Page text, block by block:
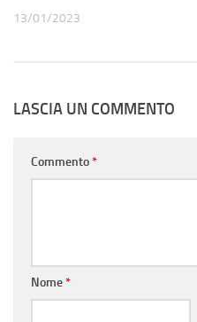
13/01/2023
LASCIA UN COMMENTO
Commento*
Nome*